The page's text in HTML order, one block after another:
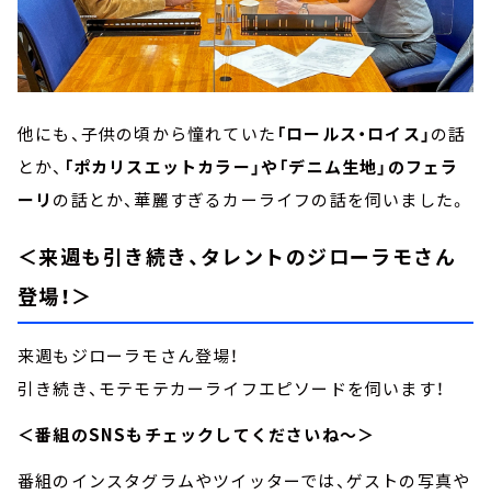
他にも、子供の頃から憧れていた 「ロールス・ロイス」の話
とか、 「ポカリスエットカラー」や「デニム生地」のフェラ
ーリ の話とか、華麗すぎるカーライフの話を伺いました。
＜来週も引き続き、タレントのジローラモさん
登場！＞
来週もジローラモさん登場！
引き続き、モテモテカーライフエピソードを伺います！
＜番組のSNSもチェックしてくださいね～＞
番組のインスタグラムやツイッターでは、ゲストの写真や